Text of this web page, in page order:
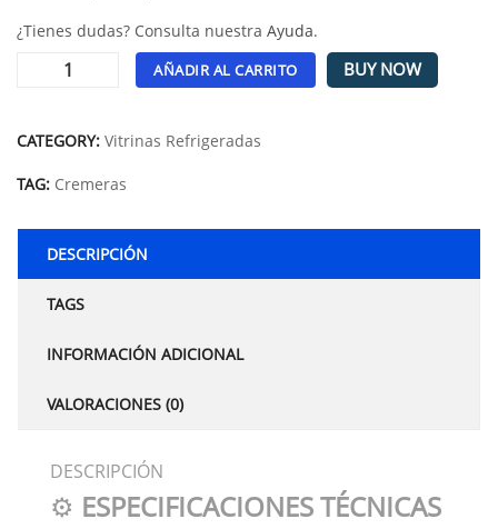
¿Tienes dudas? Consulta nuestra Ayuda.
AÑADIR AL CARRITO BUY NOW
CATEGORY: Vitrinas Refrigeradas
TAG: Cremeras
DESCRIPCIÓN
TAGS
INFORMACIÓN ADICIONAL
VALORACIONES (0)
DESCRIPCIÓN
⚙️ ESPECIFICACIONES TÉCNICAS